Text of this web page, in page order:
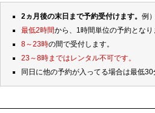
2ヵ月後の末日まで予約受付けます。 例
最低2時間から、1時間単位の予約となり
8～23時の間で受付します。
23～8時まではレンタル不可です。
同日に他の予約が入ってる場合は最低